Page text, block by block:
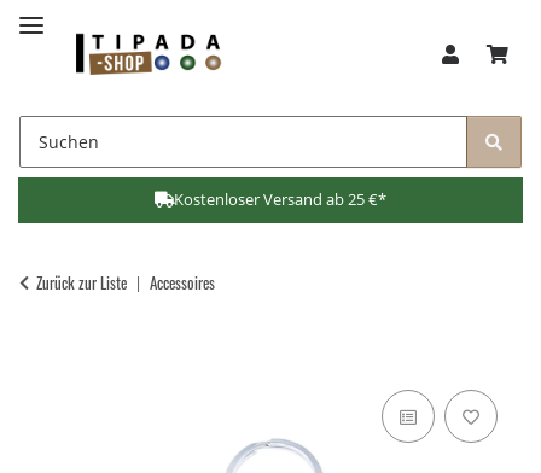
Kostenloser Versand ab 25 €*
Zurück zur Liste Accessoires